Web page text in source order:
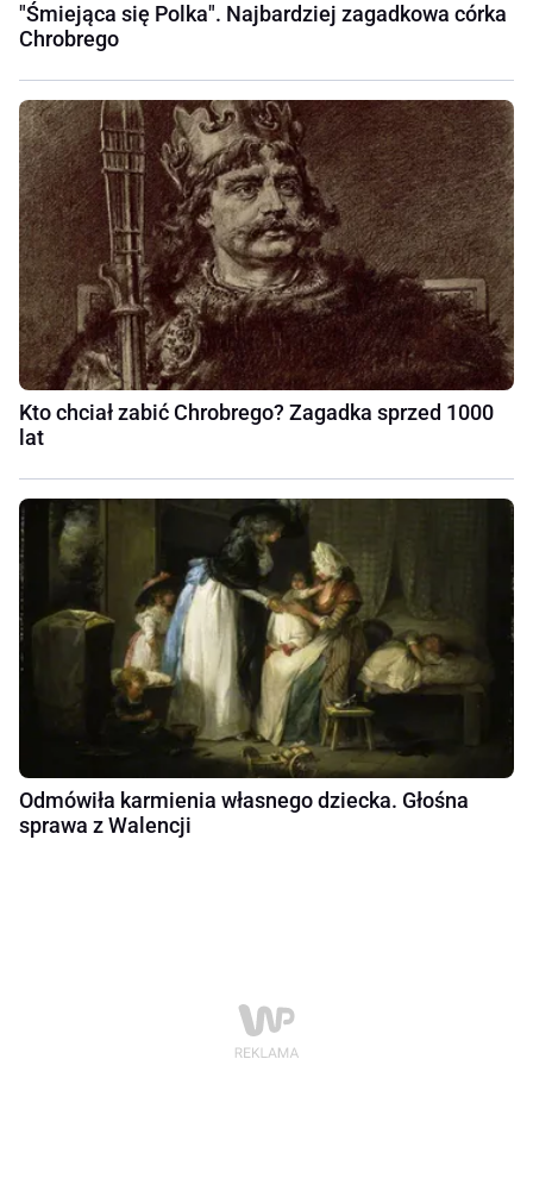
"Śmiejąca się Polka". Najbardziej zagadkowa córka
Chrobrego
Kto chciał zabić Chrobrego? Zagadka sprzed 1000
lat
Odmówiła karmienia własnego dziecka. Głośna
sprawa z Walencji